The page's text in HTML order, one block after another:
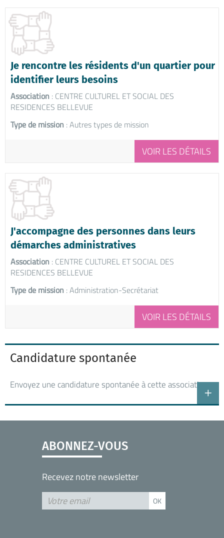
Je rencontre les résidents d'un quartier pour
identifier leurs besoins
Association : CENTRE CULTUREL ET SOCIAL DES
RESIDENCES BELLEVUE
Type de mission : Autres types de mission
VOIR LES DÉTAILS
J'accompagne des personnes dans leurs
démarches administratives
Association : CENTRE CULTUREL ET SOCIAL DES
RESIDENCES BELLEVUE
Type de mission : Administration-Secrétariat
VOIR LES DÉTAILS
Candidature spontanée
Envoyez une candidature spontanée à cette association
ABONNEZ-VOUS
Recevez notre newsletter